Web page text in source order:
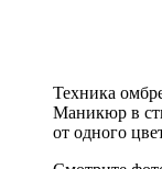
Техника
Маникюр в
от одного